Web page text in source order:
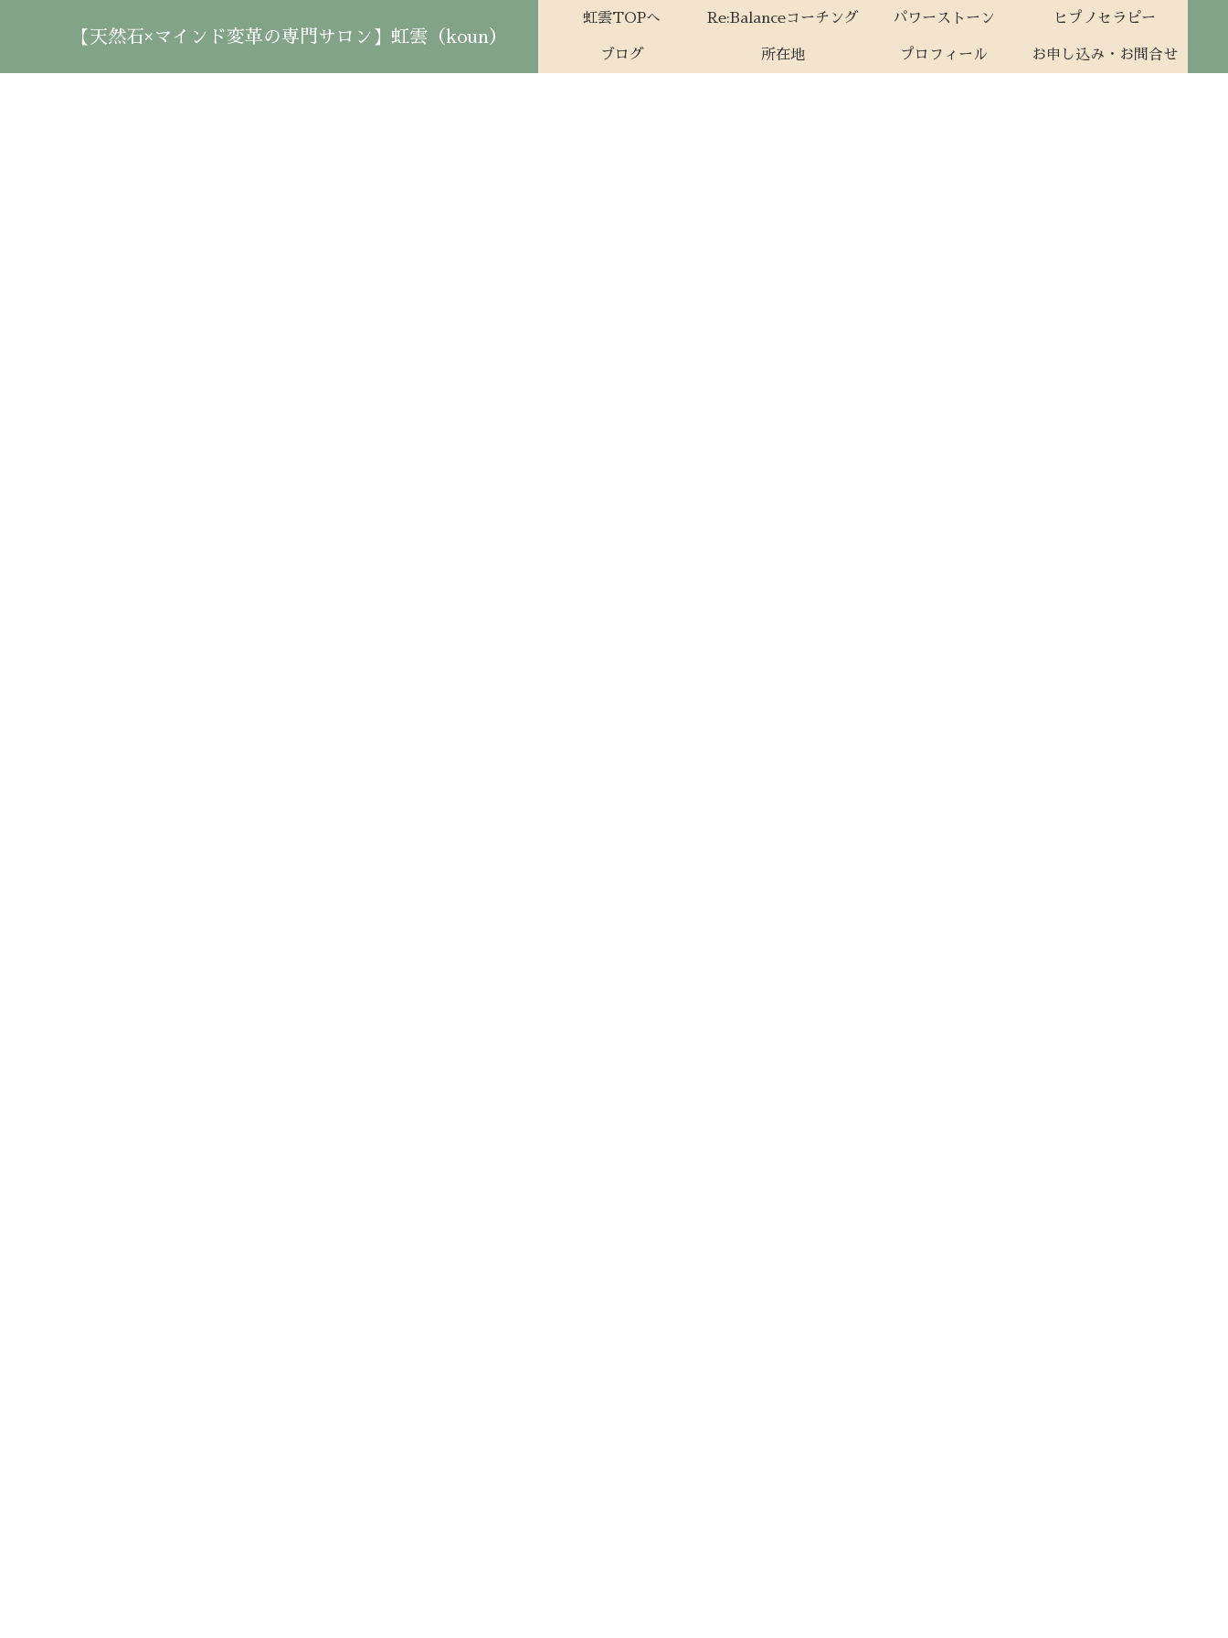
【天然石×マインド変革の専門サロン】虹雲（koun）
虹雲TOPへ Re:Balanceコーチング パワーストーン ヒプノセラピー
ブログ 所在地 プロフィール お申し込み・お問合せ